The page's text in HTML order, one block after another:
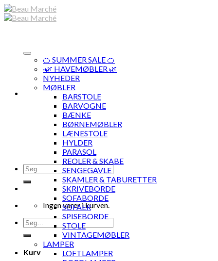
Skip
to
Søg
efter:
Ingen varer i kurven.
Søg
efter:
Kurv
🍊 SUMMER SALE 🍊
·🌿 HAVEMØBLER 🌿
NYHEDER
MØBLER
BARSTOLE
BARVOGNE
BÆNKE
BØRNEMØBLER
LÆNESTOLE
HYLDER
PARASOL
REOLER & SKABE
SENGEGAVLE
SKAMLER & TABURETTER
SKRIVEBORDE
SOFABORDE
SOFAER
SPISEBORDE
STOLE
VINTAGEMØBLER
LAMPER
LOFTLAMPER